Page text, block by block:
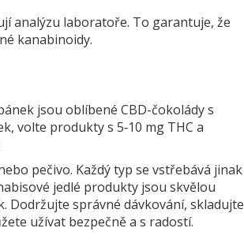
analýzu laboratoře. To garantuje, že
kanabinoidy.
jsou oblíbené CBD-čokolády s
volte produkty s 5‑10 mg THC a
pečivo. Každý typ se vstřebává jinak
jedlé produkty jsou skvělou
Dodržujte správné dávkování, skladujte
užívat bezpečně a s radostí.